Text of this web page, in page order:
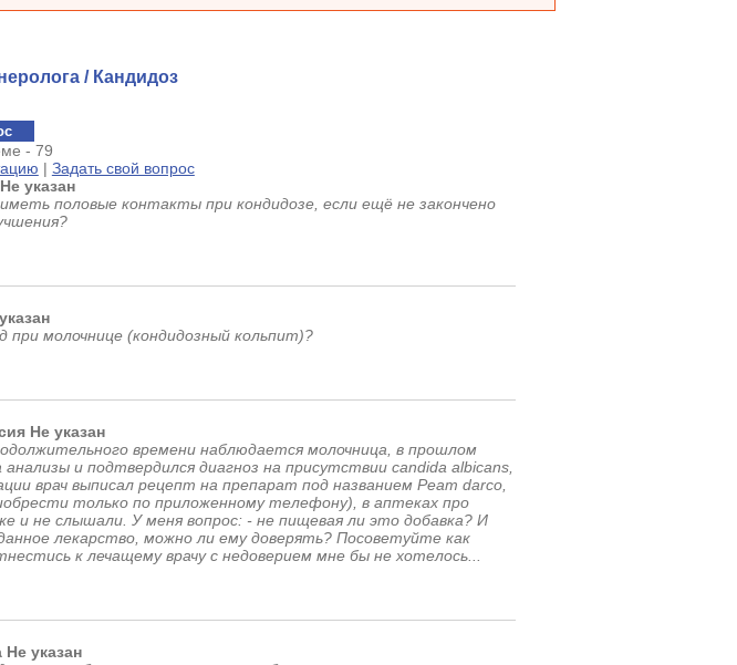
/ Кандидоз
- 79
| Задать свой вопрос
Не указан
половые контакты при кондидозе, если ещё не закончено
при молочнице (кондидозный кольпит)?
Не указан
времени наблюдается молочница, в прошлом
анализы и подтвердился диагноз на присутствии candida albicans,
врач выписал рецепт на препарат под названием Peam darco,
только по приложенному телефону), в аптеках про
и не слышали. У меня вопрос: - не пищевая ли это добавка? И
лекарство, можно ли ему доверять? Посоветуйте как
к лечащему врачу с недоверием мне бы не хотелось...
Не указан